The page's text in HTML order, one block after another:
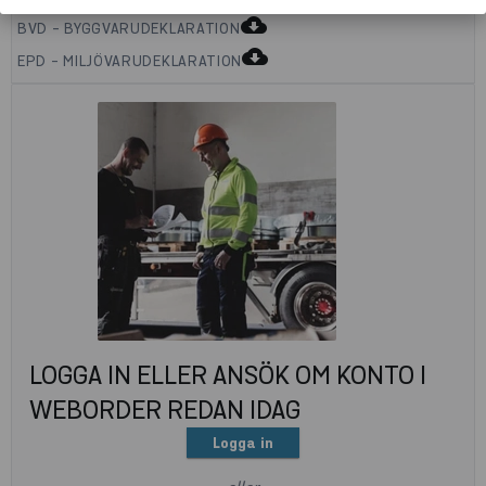
BVD - BYGGVARUDEKLARATIONcloud_download
EPD - MILJÖVARUDEKLARATIONcloud_download
LOGGA IN ELLER ANSÖK OM KONTO I
WEBORDER REDAN IDAG
Logga in